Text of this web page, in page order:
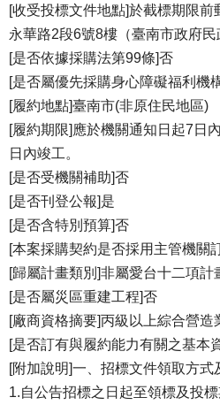
[收受投標文件地點]於截標期限
永華路2段6號8樓（臺南市政府民
[是否依據採購法第99條]否
[是否屬優先採購身心障礙福利機
[履約地點]臺南市(非原住民地區)
[履約期限]應於機關通知日起7日
日內竣工。
[是否受機關補助]否
[是否刊登公報]是
[是否含特別預算]否
[本案採購契約是否採用主管機關
[歸屬計畫類別]非屬愛台十二項計
[是否屬災區重建工程]否
[廠商資格摘要]丙級以上綜合營造
[是否訂有與履約能力有關之基本
[附加說明]一、招標文件領取方式
1.自公告招標之日起至領標及投標